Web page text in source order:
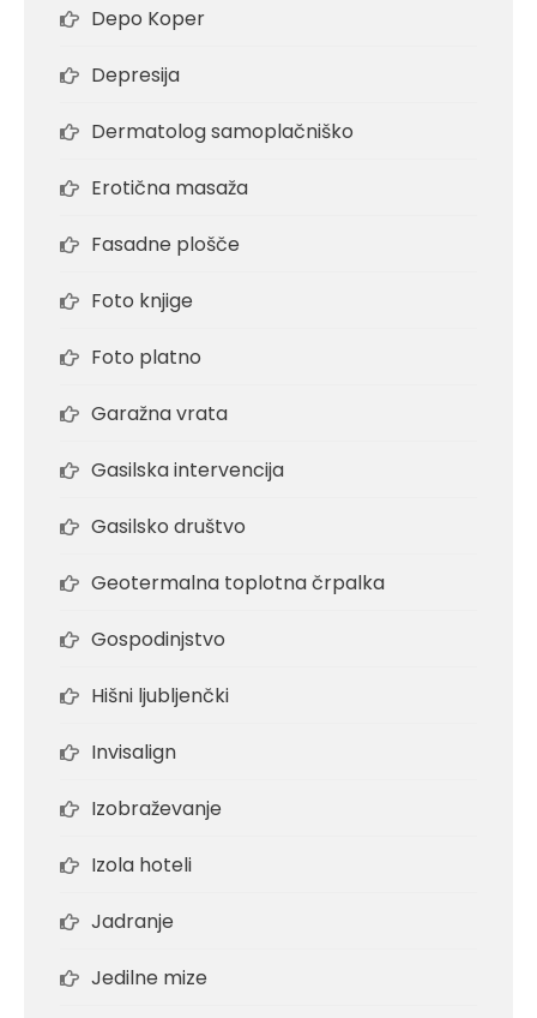
Depo Koper
Depresija
Dermatolog samoplačniško
Erotična masaža
Fasadne plošče
Foto knjige
Foto platno
Garažna vrata
Gasilska intervencija
Gasilsko društvo
Geotermalna toplotna črpalka
Gospodinjstvo
Hišni ljubljenčki
Invisalign
Izobraževanje
Izola hoteli
Jadranje
Jedilne mize